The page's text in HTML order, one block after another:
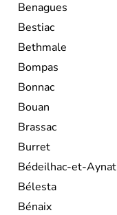
Benagues
Bestiac
Bethmale
Bompas
Bonnac
Bouan
Brassac
Burret
Bédeilhac-et-Aynat
Bélesta
Bénaix